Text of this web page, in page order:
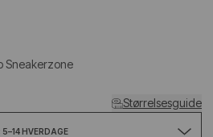
Sneakerzone
Størrelsesguide
HVERDAGE